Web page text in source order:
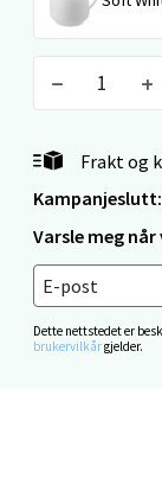
Frakt og
Kampanjeslutt:
Varsle meg
Dette nettstedet er
brukervilkårgjelder.
0 i butikk